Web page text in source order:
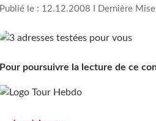
Publié le : 12.12.2008 I Dernière
Pour poursuivre la lecture de ce